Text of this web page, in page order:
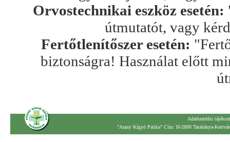
Orvostechnikai eszköz esetén:
útmutatót, vagy
Fertőtlenítőszer esetén:
biztonságra! Használat előtt
Adatkezelési
"Arany Kígyó Patika" Cím: H-2800 Tatabánya-